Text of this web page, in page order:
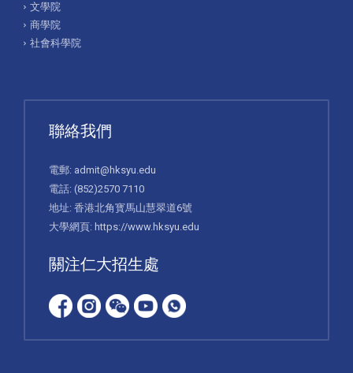
文學院
商學院
社會科學院
聯絡我們
電郵: admit@hksyu.edu
電話: (852)2570 7110
地址: 香港北角寳馬山慧翠道6號
大學網頁: https://www.hksyu.edu
關注仁大招生處